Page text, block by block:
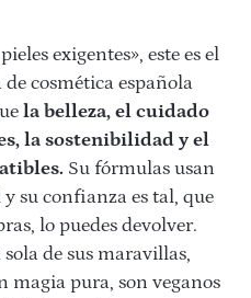
exigentes», este es el
cosmética española
la belleza, el cuidado
la sostenibilidad y el
Su fórmulas usan
su confianza es tal, que
lo puedes devolver.
de sus maravillas,
magia pura, son veganos